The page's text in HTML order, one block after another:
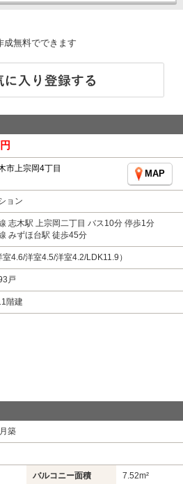
成無料でできます
市上宗岡4丁目
MAP
ョン
志木駅 上宗岡二丁目 バス10分 停歩1分
みずほ台駅 徒歩45分
4.6/洋室4.5/洋室4.2/LDK11.9）
戸
階建
築
バルコニー面積 7.52m²